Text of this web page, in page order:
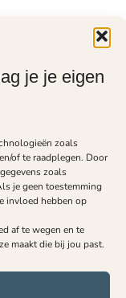
je je eigen
zoals
of te raadplegen. Door
zoals
je geen toestemming
invloed hebben op
af te wegen en te
maakt die bij jou past.